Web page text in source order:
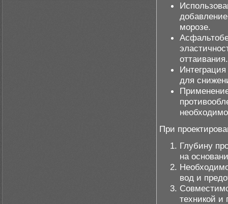
морозе.
оттаивания.
для
При
Глубину
на
вод и
техникой и